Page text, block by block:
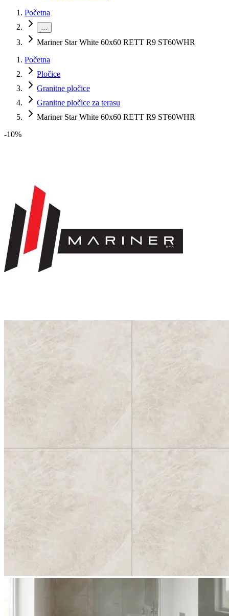
Početna
…
Mariner Star White 60x60 RETT R9 ST60WHR
Početna
Pločice
Granitne pločice
Granitne pločice za terasu
Mariner Star White 60x60 RETT R9 ST60WHR
-10%